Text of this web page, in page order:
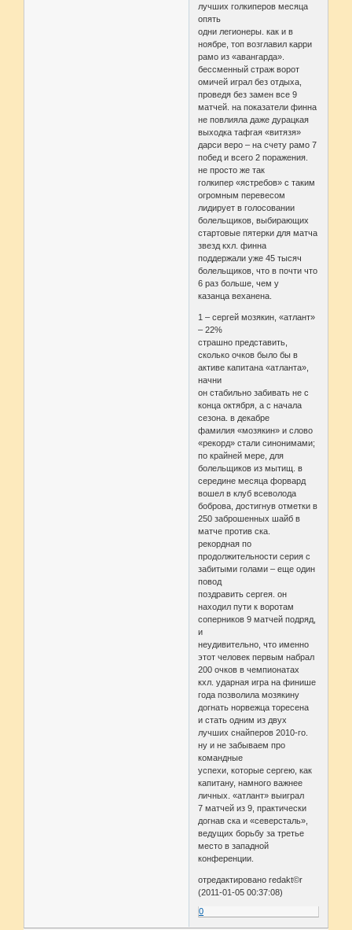
лучших голкиперов месяца
опять
одни легионеры. как и в
ноябре, топ возглавил карри
рамо из «авангарда».
бессменный страж ворот
омичей играл без отдыха,
проведя без замен все 9
матчей. на показатели финна
не повлияла даже дурацкая
выходка тафгая «витязя»
дарси веро – на счету рамо 7
побед и всего 2 поражения.
не просто же так
голкипер «ястребов» с таким
огромным перевесом
лидирует в голосовании
болельщиков, выбирающих
стартовые пятерки для матча
звезд кхл. финна
поддержали уже 45 тысяч
болельщиков, что в почти что
6 раз больше, чем у
казанца веханена.
1 – сергей мозякин, «атлант»
– 22%
страшно представить,
сколько очков было бы в
активе капитана «атланта»,
начни
он стабильно забивать не с
конца октября, а с начала
сезона. в декабре
фамилия «мозякин» и слово
«рекорд» стали синонимами;
по крайней мере, для
болельщиков из мытищ. в
середине месяца форвард
вошел в клуб всеволода
боброва, достигнув отметки в
250 заброшенных шайб в
матче против ска.
рекордная по
продолжительности серия с
забитыми голами – еще один
повод
поздравить сергея. он
находил пути к воротам
соперников 9 матчей подряд,
и
неудивительно, что именно
этот человек первым набрал
200 очков в чемпионатах
кхл. ударная игра на финише
года позволила мозякину
догнать норвежца торесена
и стать одним из двух
лучших снайперов 2010-го.
ну и не забываем про
командные
успехи, которые сергею, как
капитану, намного важнее
личных. «атлант» выиграл
7 матчей из 9, практически
догнав ска и «северсталь»,
ведущих борьбу за третье
место в западной
конференции.
отредактировано redakt©r
(2011-01-05 00:37:08)
0